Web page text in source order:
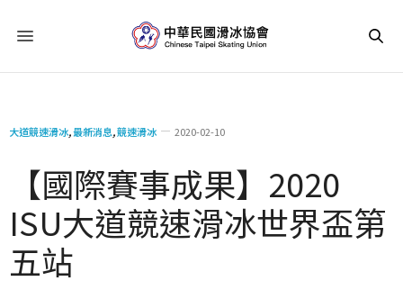
大道競速滑冰,最新消息,競速滑冰 2020-02-10
【國際賽事成果】2020
ISU大道競速滑冰世界盃第
五站